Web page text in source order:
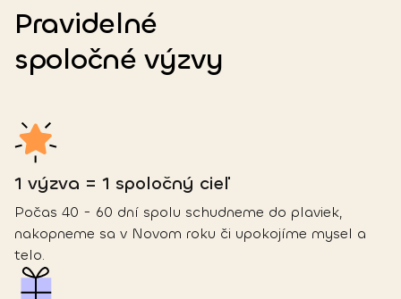
Pravidelné
spoločné výzvy
1 výzva = 1 spoločný cieľ
Počas 40 - 60 dní spolu schudneme do plaviek,
nakopneme sa v Novom roku či upokojíme mysel a
telo.